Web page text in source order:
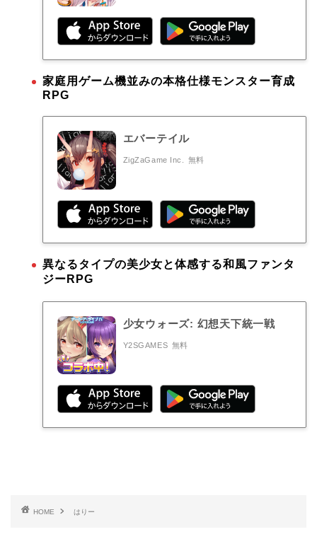
家庭用ゲーム機並みの本格仕様モンスター育成
RPG
エバーテイル
ZigZaGame Inc. 無料
異なるタイプの美少女と体感する和風ファンタ
ジーRPG
少女ウォーズ: 幻想天下統一戦
Y2SGAMES 無料
HOME はりー